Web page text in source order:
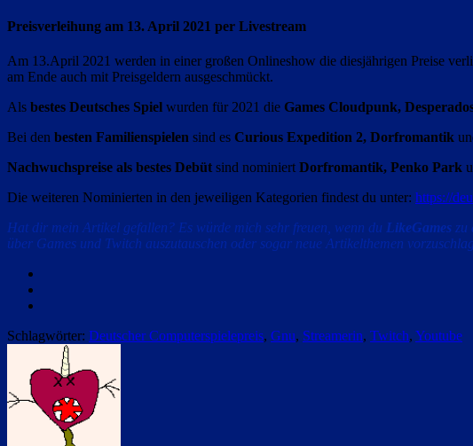
Preisverleihung am 13. April 2021 per Livestream
Am 13.April 2021 werden in einer großen Onlineshow die diesjährigen Preise
am Ende auch mit Preisgeldern ausgeschmückt.
Als bestes Deutsches Spiel wurden für 2021 die Games Cloudpunk,
Bei den besten Familienspielen sind es Curious Expedition 2, Dorfromantik
Nachwuchspreise als bestes Debüt sind nominiert Dorfromantik, Penko Park
Die weiteren Nominierten in den jeweiligen Kategorien findest du unter: https://
Hat dir mein Artikel gefallen? Es würde mich sehr freuen, wenn du LikeGames zu
über Games und Twitch auszutauschen oder sogar neue Artikelthemen
Schlagwörter: Deutscher Computerspielepreis, Gnu, Streamerin, Twitch, Youtube